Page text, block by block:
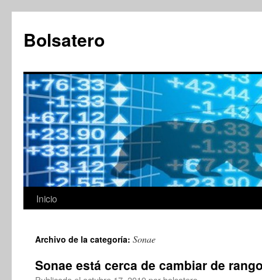
contenido
Bolsatero
Inicio
Archivo de la categoría: Sonae
Sonae está cerca de cambiar de